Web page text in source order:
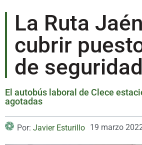
La Ruta
cubrir
de seguridad
El autobús laboral de Clece
agotadas
Por: Javier Esturillo 19 marzo